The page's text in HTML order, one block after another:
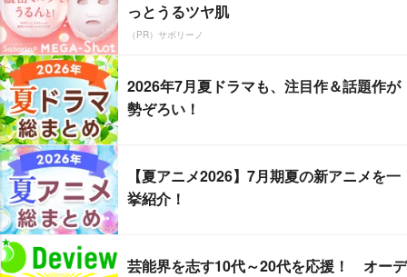
っとうるツヤ肌
（PR）サボリーノ
2026年7月夏ドラマも、注目作＆話題作が
勢ぞろい！
【夏アニメ2026】7月期夏の新アニメを一
挙紹介！
芸能界を志す10代～20代を応援！ オーデ